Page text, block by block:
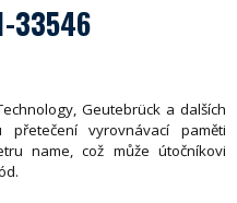
33546
Geutebrück a dalších
vyrovnávací paměti
name, což může útočníkovi